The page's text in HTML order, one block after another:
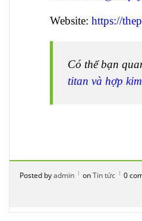
Website: https://
Có thể bạn
titan và hợp
Posted byadmin onTin tức
0